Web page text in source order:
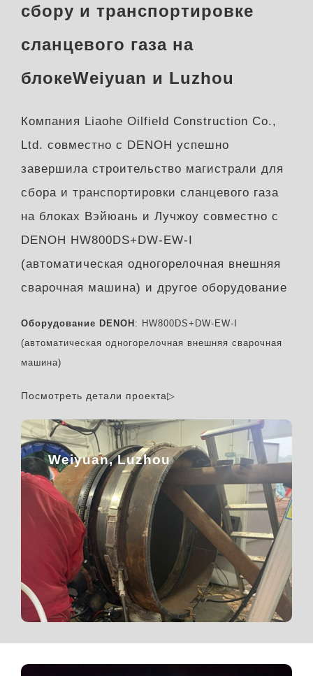
сбору и транспортировке
сланцевого газа на
блокеWeiyuan и Luzhou
Компания Liaohe Oilfield Construction Co.,
Ltd. совместно с DENOH успешно
завершила строительство магистрали для
сбора и транспортировки сланцевого газа
на блоках Вэйюань и Лучжоу совместно с
DENOH HW800DS+DW-EW-I
(автоматическая одногорелочная внешняя
сварочная машина) и другое оборудование
Оборудование DENOH : HW800DS+DW-EW-I
(автоматическая одногорелочная внешняя сварочная
машина)
Посмотреть детали проекта▷
Weiyuan, Luzhou